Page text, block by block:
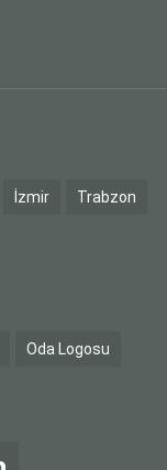
İzmir Trabzon
Oda Logosu